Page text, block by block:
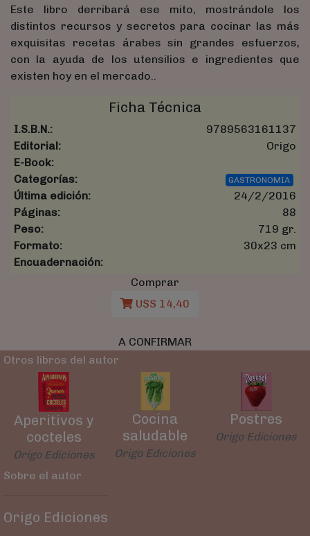
Este libro derribará ese mito, mostrándole los
distintos recursos y secretos para cocinar las más
exquisitas recetas árabes sin grandes esfuerzos,
con la ayuda de los utensilios e ingredientes que
existen hoy en el mercado..
Ficha Técnica
I.S.B.N.:
9789563161137
Editorial:
Origo
E-Book:
Categorías:
GASTRONOMIA
Última edición:
24/2/2016
Páginas:
88
Peso:
719 gr.
Formato:
30x23 cm
Encuadernación:
Comprar
U$S 14,40
A CONFIRMAR
Otros libros del autor
Aperitivos y
cocteles
Origo Ediciones
Cocina
saludable
Origo Ediciones
Postres
Origo Ediciones
Sobre el autor
Origo Ediciones